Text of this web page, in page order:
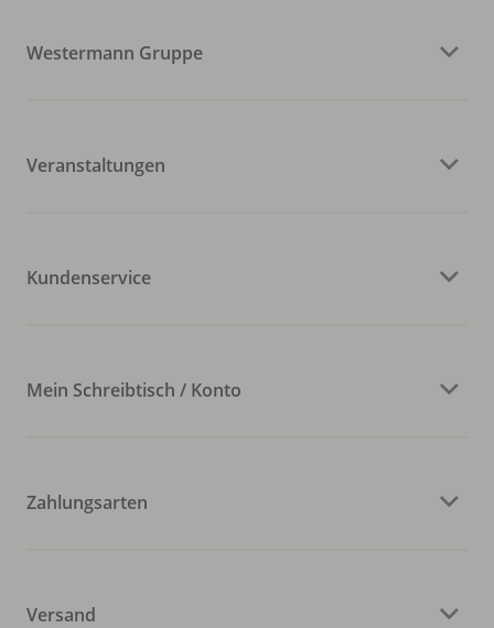
Westermann Gruppe
Veranstaltungen
Kundenservice
Mein Schreibtisch / Konto
Zahlungsarten
Versand